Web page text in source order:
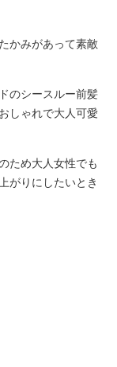
かみがあって素敵
のシースルー前髪
しゃれで大人可愛
ため大人女性でも
がりにしたいとき